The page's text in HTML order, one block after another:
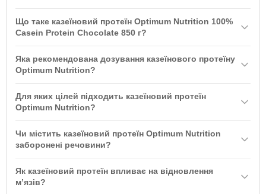
Що таке казеїновий протеїн Optimum Nutrition 100%
Casein Protein Chocolate 850 г?
Chocolate 850 г — це оптимальний вид протеїну повільної дії
преміум якості, створений для підтримки росту м’язової маси та
Яка рекомендована дозування казеїнового протеїну
Optimum Nutrition?
порошку з 250-300 мл холодної води або молока. Приймайте 1
порцію вранці після пробудження та 1 порцію перед сном.
Для яких цілей підходить казеїновий протеїн
Optimum Nutrition?
відновлення після тривалих тренувань, а також як джерело
білків між прийомами їжі. Він особливо корисний для
Чи містить казеїновий протеїн Optimum Nutrition
заборонені речовини?
наявність заборонених речовин, що гарантує його безпеку та
Як казеїновий протеїн впливає на відновлення
м’язів?